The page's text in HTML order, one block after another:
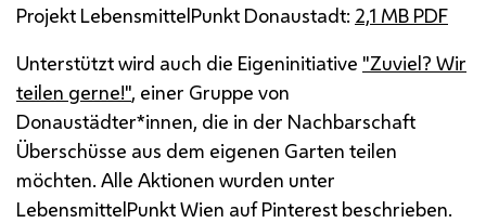
Projekt LebensmittelPunkt Donaustadt: 2,1 MB PDF
Unterstützt wird auch die Eigeninitiative "Zuviel? Wir
teilen gerne!", einer Gruppe von
Donaustädter*innen, die in der Nachbarschaft
Überschüsse aus dem eigenen Garten teilen
möchten. Alle Aktionen wurden unter
LebensmittelPunkt Wien auf Pinterest beschrieben.